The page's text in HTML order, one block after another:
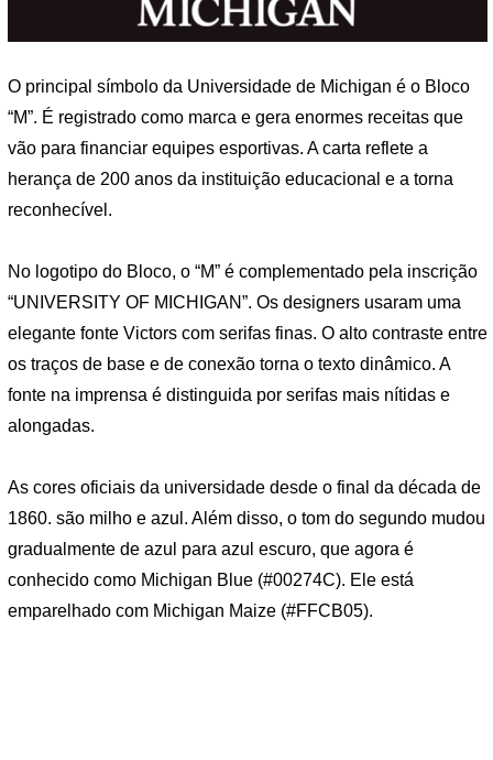
O principal símbolo da Universidade de Michigan é o Bloco
“M”. É registrado como marca e gera enormes receitas que
vão para financiar equipes esportivas. A carta reflete a
herança de 200 anos da instituição educacional e a torna
reconhecível.
No logotipo do Bloco, o “M” é complementado pela inscrição
“UNIVERSITY OF MICHIGAN”. Os designers usaram uma
elegante fonte Victors com serifas finas. O alto contraste entre
os traços de base e de conexão torna o texto dinâmico. A
fonte na imprensa é distinguida por serifas mais nítidas e
alongadas.
As cores oficiais da universidade desde o final da década de
1860. são milho e azul. Além disso, o tom do segundo mudou
gradualmente de azul para azul escuro, que agora é
conhecido como Michigan Blue (#00274C). Ele está
emparelhado com Michigan Maize (#FFCB05).